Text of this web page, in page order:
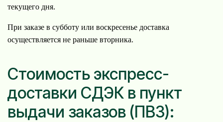
текущего дня.
При заказе в субботу или воскресенье доставка
осуществляется не раньше вторника.
Стоимость экспресс-
доставки СДЭК в пункт
выдачи заказов (ПВЗ):